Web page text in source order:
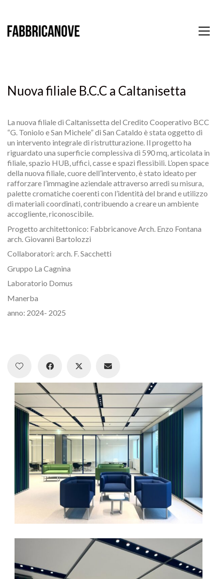
Nuova filiale B.C.C a Caltanisetta
La nuova filiale di Caltanissetta del Credito Cooperativo BCC
“G. Toniolo e San Michele” di San Cataldo è stata oggetto di
un intervento integrale di ristrutturazione. Il progetto ha
riguardato una superficie complessiva di 590 mq, articolata in
filiale, spazio HUB, uffici, casse e spazi flessibili. L’open space
della nuova filiale, cuore dell’intervento, è stato ideato per
rafforzare l’immagine aziendale attraverso arredi su misura,
palette cromatiche coerenti con l’identità del brand e utilizzo
di materiali coordinati, contribuendo a creare un ambiente
accogliente, riconoscibile.
Progetto architettonico: Fabbricanove Arch. Enzo Fontana
arch. Giovanni Bartolozzi
Collaboratori: arch. F. Sacchetti
Gruppo La Cagnina
Laboratorio Domus
Manerba
anno: 2024- 2025